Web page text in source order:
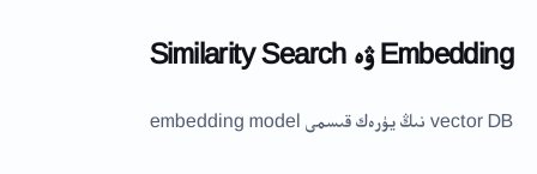
Embedding ۋە Similarity Search
vector DB نىڭ يۈرەك قىسمى embedding model